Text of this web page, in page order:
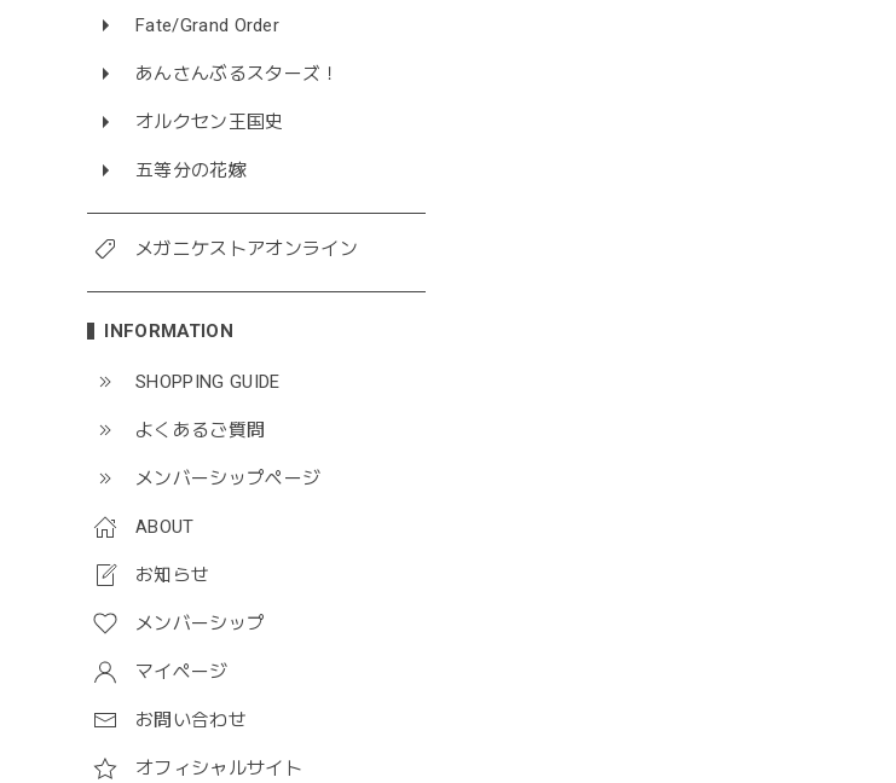
Fate/Grand Order
あんさんぶるスターズ！
オルクセン王国史
五等分の花嫁
メガニケストアオンライン
INFORMATION
SHOPPING GUIDE
よくあるご質問
メンバーシップページ
ABOUT
お知らせ
メンバーシップ
マイページ
お問い合わせ
オフィシャルサイト